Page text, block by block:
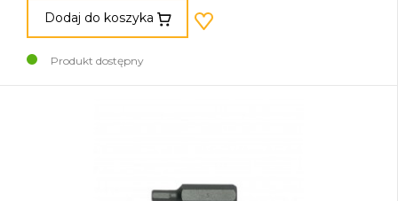
Dodaj do koszyka
Produkt dostępny